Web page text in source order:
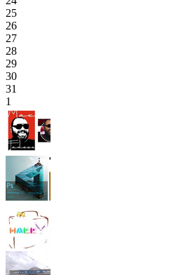
25
26
27
28
29
30
31
1